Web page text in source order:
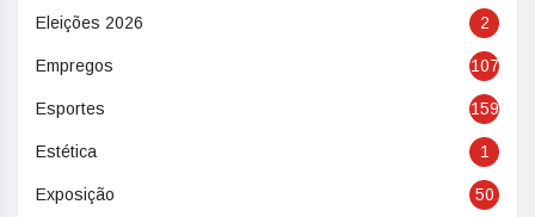
Eleições 2026 2
Empregos 107
Esportes 159
Estética 1
Exposição 50